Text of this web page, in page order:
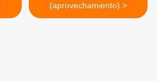
(aprovechamiento) >